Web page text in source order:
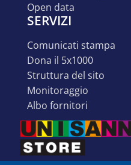
open data
SERVIZI
comunicati stampa
dona il 5x1000
struttura del sito
monitoraggio
albo fornitori